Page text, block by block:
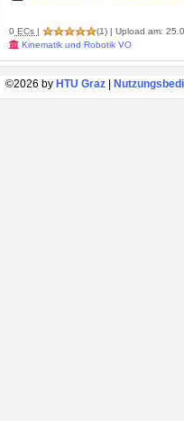
0 ECs | (1) | Upload am:
Kinematik und Robotik VO
©2026 by HTU Graz|